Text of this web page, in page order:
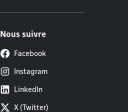
Nous suivre
Facebook
Instagram
LinkedIn
X (Twitter)